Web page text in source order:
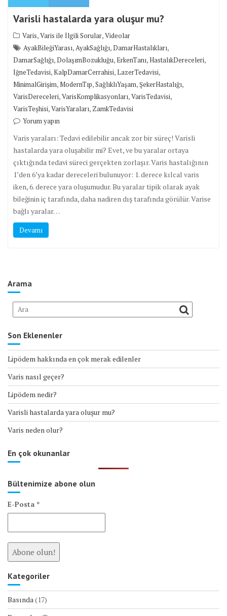
Varisli hastalarda yara oluşur mu?
Varis,Varis ile İlgili Sorular,Videolar
AyakBileğiYarası,AyakSağlığı,DamarHastalıkları,
DamarSağlığı,DolaşımBozukluğu,ErkenTanı,HastalıkDereceleri,
İğneTedavisi,KalpDamarCerrahisi,LazerTedavisi,
MinimalGirişim,ModernTıp,SağlıklıYaşam,ŞekerHastalığı,
VarisDereceleri,VarisKomplikasyonları,VarisTedavisi,
VarisTeşhisi,VarisYaraları, ZamkTedavisi
Yorum yapın
Varis yaraları: Tedavi edilebilir ancak zor bir süreç! Varisli
hastalarda yara oluşabilir mi? Evet, ve bu yaralar ortaya
çıktığında tedavi süreci gerçekten zorlaşır. Varis hastalığının
1’den 6’ya kadar dereceleri bulunuyor: 1. derece kılcal varis
iken, 6. derece yara oluşumudur. Bu yaralar tipik olarak ayak
bileğinin iç tarafında, daha nadiren dış tarafında görülür. Varise
bağlı yaralar…
Devamı
Arama
Son Eklenenler
Lipödem hakkında en çok merak edilenler
Varis nasıl geçer?
Lipödem nedir?
Varisli hastalarda yara oluşur mu?
Varis neden olur?
En çok okunanlar
Bültenimize abone olun
E-Posta *
Kategoriler
Basında(17)